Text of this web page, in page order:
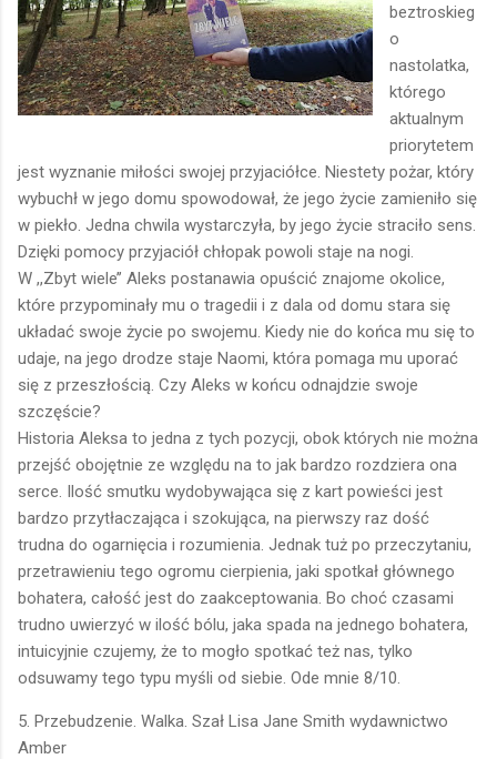
beztroskieg
o
nastolatka,
którego
aktualnym
priorytetem
jest wyznanie miłości swojej przyjaciółce. Niestety pożar, który
wybuchł w jego domu spowodował, że jego życie zamieniło się
w piekło. Jedna chwila wystarczyła, by jego życie straciło sens.
Dzięki pomocy przyjaciół chłopak powoli staje na nogi.
W ,,Zbyt wiele’’ Aleks postanawia opuścić znajome okolice,
które przypominały mu o tragedii i z dala od domu stara się
układać swoje życie po swojemu. Kiedy nie do końca mu się to
udaje, na jego drodze staje Naomi, która pomaga mu uporać
się z przeszłością. Czy Aleks w końcu odnajdzie swoje
szczęście?
Historia Aleksa to jedna z tych pozycji, obok których nie można
przejść obojętnie ze względu na to jak bardzo rozdziera ona
serce. Ilość smutku wydobywająca się z kart powieści jest
bardzo przytłaczająca i szokująca, na pierwszy raz dość
trudna do ogarnięcia i rozumienia. Jednak tuż po przeczytaniu,
przetrawieniu tego ogromu cierpienia, jaki spotkał głównego
bohatera, całość jest do zaakceptowania. Bo choć czasami
trudno uwierzyć w ilość bólu, jaka spada na jednego bohatera,
intuicyjnie czujemy, że to mogło spotkać też nas, tylko
odsuwamy tego typu myśli od siebie. Ode mnie 8/10.
5. Przebudzenie. Walka. Szał Lisa Jane Smith wydawnictwo
Amber